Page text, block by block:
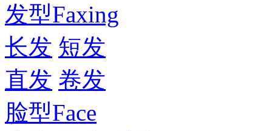
发型Faxing
长发 短发
直发 卷发
脸型Face